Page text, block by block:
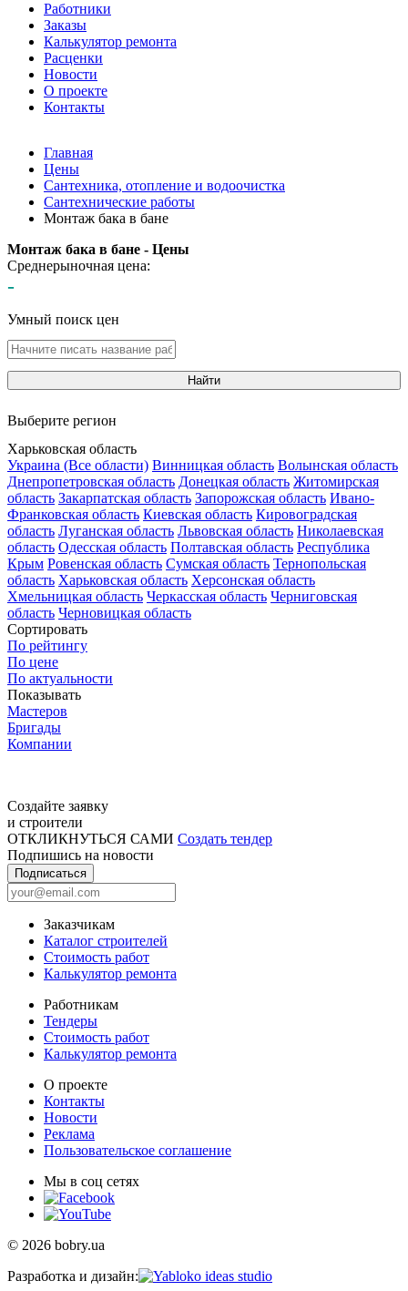
Работники
Заказы
Калькулятор ремонта
Расценки
Новости
О проекте
Контакты
Главная
Цены
Сантехника, отопление и водоочистка
Сантехнические работы
Монтаж бака в бане
Монтаж бака в бане - Цены
Среднерыночная цена:
-
Умный поиск цен
Найти
Выберите регион
Харьковская область
Украина (Все области) Винницкая область Волынская область
Днепропетровская область Донецкая область Житомирская
область Закарпатская область Запорожская область Ивано-
Франковская область Киевская область Кировоградская
область Луганская область Львовская область Николаевская
область Одесская область Полтавская область Республика
Крым Ровенская область Сумская область Тернопольская
область Харьковская область Херсонская область
Хмельницкая область Черкасская область Черниговская
область Черновицкая область
Сортировать
По рейтингу
По цене
По актуальности
Показывать
Мастеров
Бригады
Компании
Создайте заявку
и строители
ОТКЛИКНУТЬСЯ САМИ Создать тендер
Подпишись на новости
Подписаться
Заказчикам
Каталог строителей
Стоимость работ
Калькулятор ремонта
Работникам
Тендеры
Стоимость работ
Калькулятор ремонта
О проекте
Контакты
Новости
Реклама
Пользовательское соглашение
Мы в соц сетях
© 2026 bobry.ua
Разработка и дизайн: